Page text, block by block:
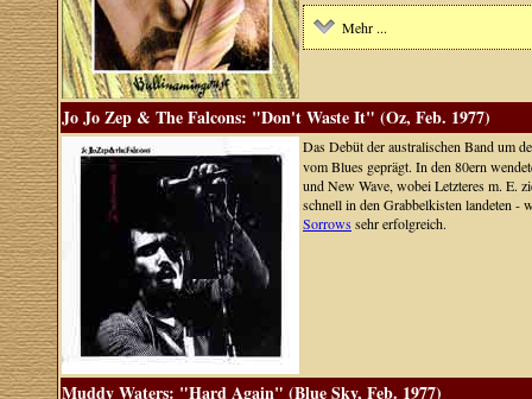
Mehr ...
Jo Jo Zep & The Falcons: "Don't Waste It" (Oz, Feb. 1977)
Das Debüt der australischen Band um
vom Blues geprägt. In den 80ern
und New Wave, wobei Letzteres m. E.
schnell in den Grabbelkisten landeten -
Sorrowssehr erfolgreich.
Muddy Waters: "Hard Again" (Blue Sky, Feb. 1977)